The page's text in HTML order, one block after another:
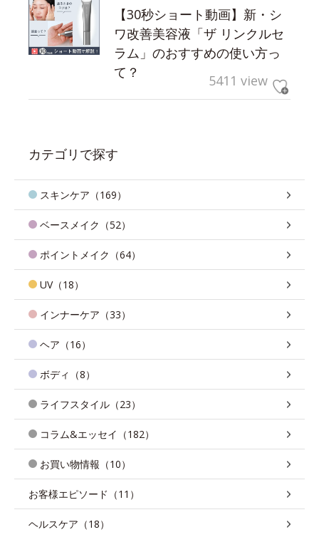
【30秒ショート動画】新・シ
ワ改善美容液「ザ リンクルセ
ラム」のおすすめの使い方っ
て？
5411 view
カテゴリで探す
スキンケア（169）
ベースメイク（52）
ポイントメイク（64）
UV（18）
インナーケア（33）
ヘア（16）
ボディ（8）
ライフスタイル（23）
コラム&エッセイ（182）
お買い物情報（10）
お客様エピソード（11）
ヘルスケア（18）